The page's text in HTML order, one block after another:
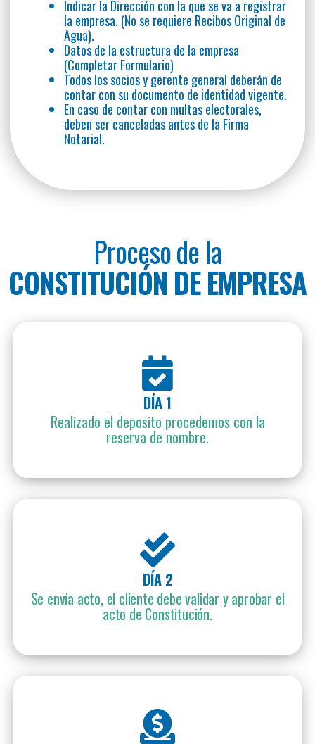
Indicar la Dirección con la que se va a registrar
la empresa. (No se requiere Recibos Original de
Agua).
Datos de la estructura de la empresa
(Completar Formulario)
Todos los socios y gerente general deberán de
contar con su documento de identidad vigente.
En caso de contar con multas electorales,
deben ser canceladas antes de la Firma
Notarial.
Proceso de la
CONSTITUCIÓN DE EMPRESA
DÍA 1
Realizado el deposito procedemos con la
reserva de nombre.
DÍA 2
Se envía acto, el cliente debe validar y aprobar el
acto de Constitución.